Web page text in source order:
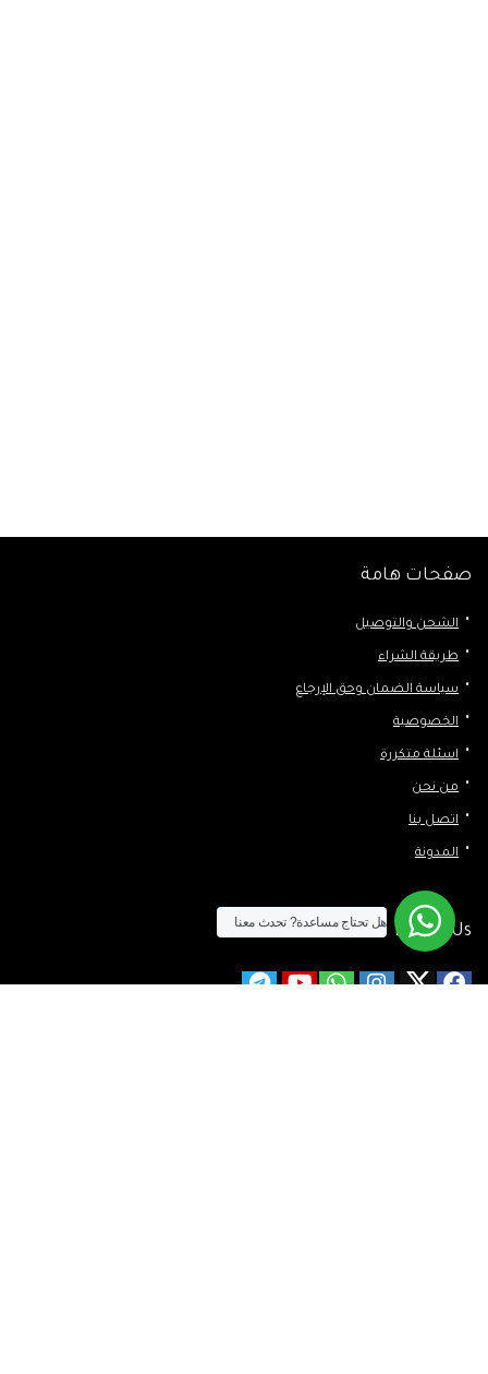
صفحات هامة
الشحن والتوصيل
طريقة الشراء
سياسة الضمان وحق الإرجاع
الخصوصية
اسئلة متكررة
من نحن
اتصل بنا
المدونة
Follow Us
هل تحتاج مساعدة? تحدث معنا